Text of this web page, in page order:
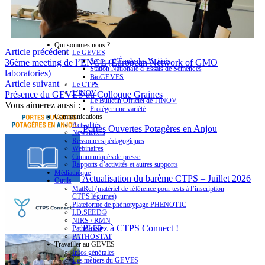
Article précédent
36ème meeting de l’ENGL (European Network of GMO
laboratories)
Article suivant
Présence du GEVES au Colloque Graines
Vous aimerez aussi :
Portes Ouvertes Potagères en Anjou
Actualisation du barème CTPS – Juillet 2026
Passez à CTPS Connect !
Qui sommes-nous ?
Le GEVES
Secteur d’Étude des Variétés
Station Nationale d’Essais de Semences
BioGEVES
Le CTPS
L’INOV
Le Bulletin Officiel de l’INOV
Protéger une variété
Communications
Actualités
Newsletters
Ressources pédagogiques
Webinaires
Communiqués de presse
Rapports d’activités et autres supports
Médiathèque
Outils
MatRef (matériel de référence pour tests à l’inscription
CTPS légumes)
Plateforme de phénotypage PHENOTIC
I.D.SEED®
NIRS / RMN
PathoLED
PATHOSTAT
Travailler au GEVES
Infos générales
Les métiers du GEVES